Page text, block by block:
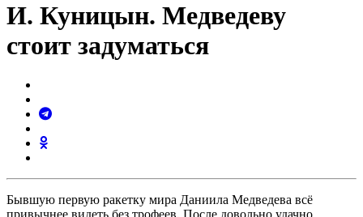
И. Куницын. Медведеву
стоит задуматься
Бывшую первую ракетку мира Даниила Медведева всё